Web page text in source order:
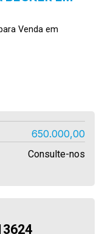
Venda em
650.000,00
Consulte-nos